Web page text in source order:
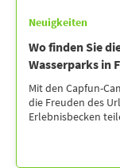
Neuigkeiten
Wo finden Sie
Wasserparks in
Mit den Capfun-
die Freuden des
Erlebnisbecken